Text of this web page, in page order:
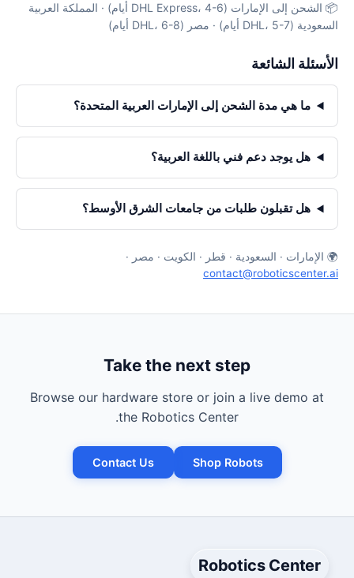
📦 الشحن إلى الإمارات (DHL Express، 4-6 أيام) · المملكة العربية
السعودية (DHL، 5-7 أيام) · مصر (DHL، 6-8 أيام)
الأسئلة الشائعة
ما هي مدة الشحن إلى الإمارات العربية المتحدة؟
هل يوجد دعم فني باللغة العربية؟
هل تقبلون طلبات من جامعات الشرق الأوسط؟
🌍 الإمارات · السعودية · قطر · الكويت · مصر ·
contact@roboticscenter.ai
Take the next step
Browse our hardware store or join a live demo at
the Robotics Center.
Shop Robots
Contact Us
Robotics Center